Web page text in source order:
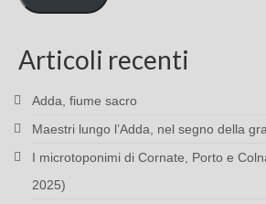
Articoli recenti
Adda, fiume sacro
Maestri lungo l’Adda, nel segno della
I microtoponimi di Cornate, Porto e
2025)